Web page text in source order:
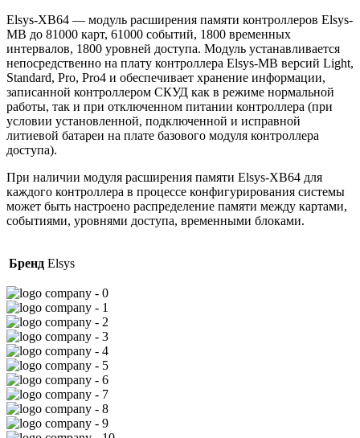
Elsys-XB64 — модуль расширения памяти контроллеров Elsys-
MB до 81000 карт, 61000 событий, 1800 временных
интервалов, 1800 уровней доступа. Модуль устанавливается
непосредственно на плату контроллера Elsys-MB версий Light,
Standard, Pro, Pro4 и обеспечивает хранение информации,
записанной контроллером СКУД как в режиме нормальной
работы, так и при отключенном питании контроллера (при
условии установленной, подключенной и исправной
литиевой батареи на плате базового модуля контроллера
доступа).
При наличии модуля расширения памяти Elsys-XB64 для
каждого контроллера в процессе конфигурирования системы
может быть настроено распределение памяти между картами,
событиями, уровнями доступа, временными блоками.
Бренд Elsys